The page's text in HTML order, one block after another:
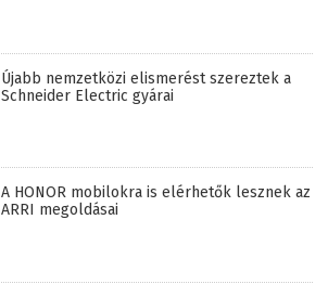
Újabb nemzetközi elismerést szereztek a
Schneider Electric gyárai
A HONOR mobilokra is elérhetők lesznek az
ARRI megoldásai